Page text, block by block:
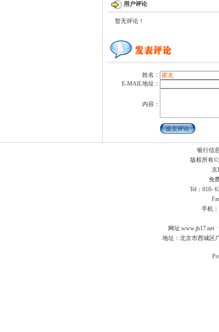
用户评论
暂无评论！
姓名：
E-MAIL地址：
内容：
银行信
版权所有
京
免
Tel：010-
手机：
网址:www.jh17.net
地址：北京市西城区